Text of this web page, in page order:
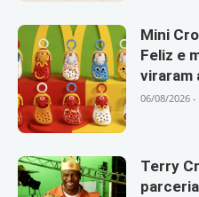
Mini
Feliz e
viraram
06/08/2026 -
Terry